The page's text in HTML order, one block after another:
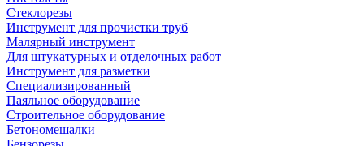
Стеклорезы
Инструмент для прочистки труб
Малярный инструмент
Для штукатурных и отделочных работ
Инструмент для разметки
Специализированный
Паяльное оборудование
Строительное оборудование
Бетономешалки